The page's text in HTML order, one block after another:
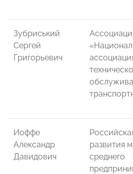
Зубриський
Сергей
Григорьевич
Иоффе
Александр
Давидович
развития
среднего